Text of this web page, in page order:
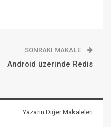
SONRAKI MAKALE
Android üzerinde Redis
Yazarın Diğer Makaleleri